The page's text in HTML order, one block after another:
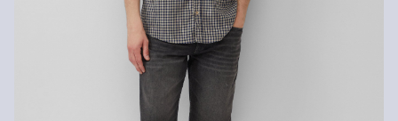
Certyfikowane włókno zrównoważone
Jeśli chodzi o certyfikowane włókna zrównoważone, stawiamy na
naturalne włókna ze źródeł odnawialnych. Surowce te są
uprawiane przy użyciu metod oszczędzających zasoby naturalne.